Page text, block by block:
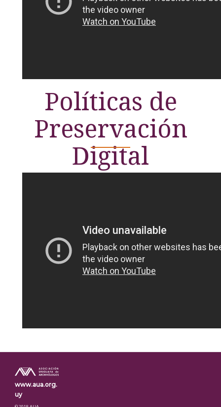
Políticas de
Preservación
Digital
www.aua.org.
uy